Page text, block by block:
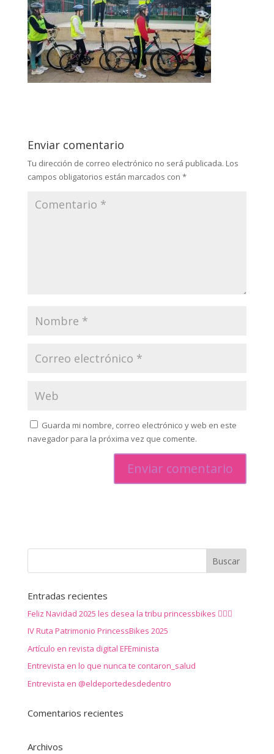
Enviar comentario
Tu dirección de correo electrónico no será publicada. Los
campos obligatorios están marcados con *
Guarda mi nombre, correo electrónico y web en este
navegador para la próxima vez que comente.
Entradas recientes
Feliz Navidad 2025 les desea la tribu princessbikes 🚴‍♀️✨
IV Ruta Patrimonio PrincessBikes 2025
Artículo en revista digital EFEminista
Entrevista en lo que nunca te contaron_salud
Entrevista en @eldeportedesdedentro
Comentarios recientes
Archivos